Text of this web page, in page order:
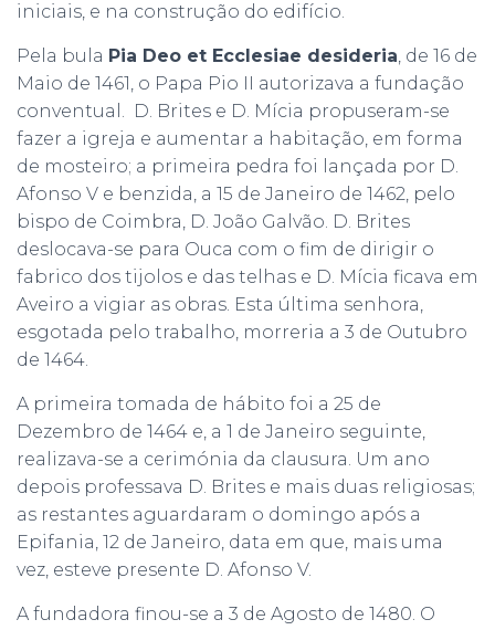
iniciais, e na construção do edifício.
Pela bula Pia Deo et Ecclesiae desideria, de 16 de
Maio de 1461, o Papa Pio II autorizava a fundação
conventual. D. Brites e D. Mícia propuseram-se
fazer a igreja e aumentar a habitação, em forma
de mosteiro; a primeira pedra foi lançada por D.
Afonso V e benzida, a 15 de Janeiro de 1462, pelo
bispo de Coimbra, D. João Galvão. D. Brites
deslocava-se para Ouca com o fim de dirigir o
fabrico dos tijolos e das telhas e D. Mícia ficava em
Aveiro a vigiar as obras. Esta última senhora,
esgotada pelo trabalho, morreria a 3 de Outubro
de 1464.
A primeira tomada de hábito foi a 25 de
Dezembro de 1464 e, a 1 de Janeiro seguinte,
realizava-se a cerimónia da clausura. Um ano
depois professava D. Brites e mais duas religiosas;
as restantes aguardaram o domingo após a
Epifania, 12 de Janeiro, data em que, mais uma
vez, esteve presente D. Afonso V.
A fundadora finou-se a 3 de Agosto de 1480. O